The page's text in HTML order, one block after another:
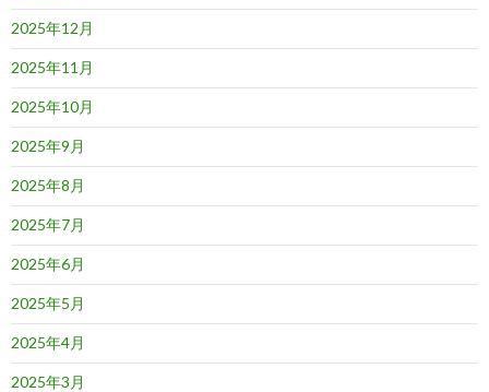
2025年12月
2025年11月
2025年10月
2025年9月
2025年8月
2025年7月
2025年6月
2025年5月
2025年4月
2025年3月